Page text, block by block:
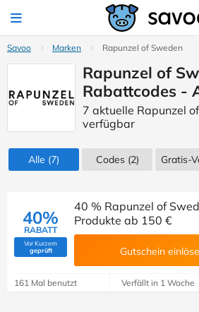
Savoo Marken Rapunzel of Sweden
Rapunzel of
Rabattcodes -
7 aktuelle Rapunzel
verfügbar
Alle (7) Codes(2) Gratis-
40%
RABATT
Vor Kurzem
geprüft(Von Savoo geprüft)
40 % Rapunzel of
Produkte ab 150 €
Gutschein
161 Mal benutzt Verfällt in 1 Woche